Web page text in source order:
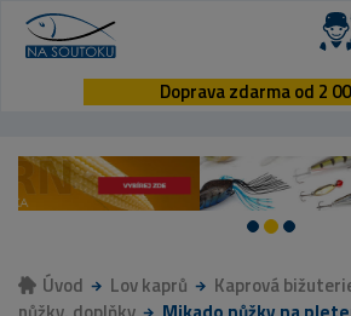
Doprava zdarma od 2
Úvod Lov kaprů Kaprová